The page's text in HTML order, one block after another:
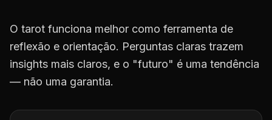
O tarot funciona melhor como ferramenta de
reflexão e orientação. Perguntas claras trazem
insights mais claros, e o "futuro" é uma tendência
— não uma garantia.